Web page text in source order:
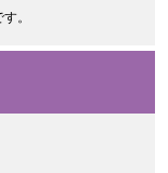
。